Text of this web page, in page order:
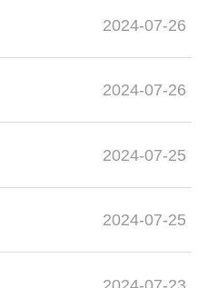
2024-07-26
2024-07-26
2024-07-25
2024-07-25